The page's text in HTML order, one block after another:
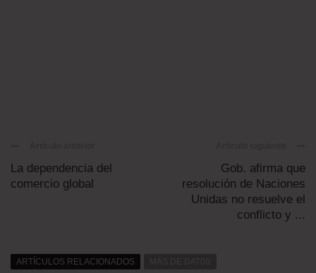
La dependencia del
comercio global
Gob. afirma que
resolución de Naciones
Unidas no resuelve el
conflicto y ...
ARTÍCULOS RELACIONADOS